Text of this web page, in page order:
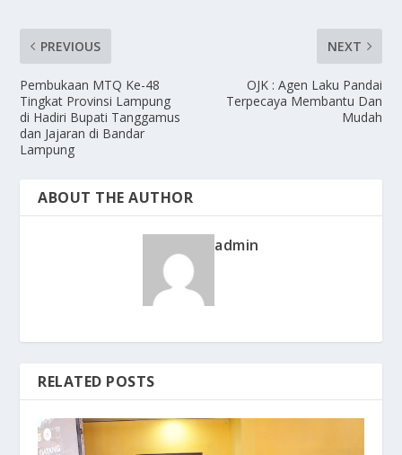
PREVIOUS
Pembukaan MTQ Ke-48
Tingkat Provinsi Lampung
di Hadiri Bupati Tanggamus
dan Jajaran di Bandar
Lampung
NEXT
OJK : Agen Laku Pandai
Terpecaya Membantu Dan
Mudah
ABOUT THE AUTHOR
admin
RELATED POSTS